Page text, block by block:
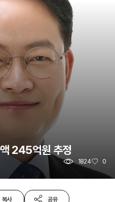
245억원 추정
1824 0
복사 공유